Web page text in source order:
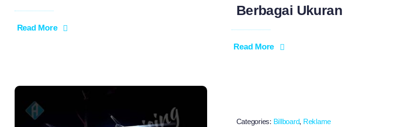
Read More
Berbagai Ukuran
Read More
Categories: Billboard, Reklame